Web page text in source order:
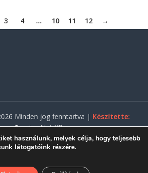
3 4 … 10 11 12 →
Minden jog fenntartva | Készítette:
Gasztro Net Kft.
használunk, melyek célja, hogy teljesebb
látogatóink részére.